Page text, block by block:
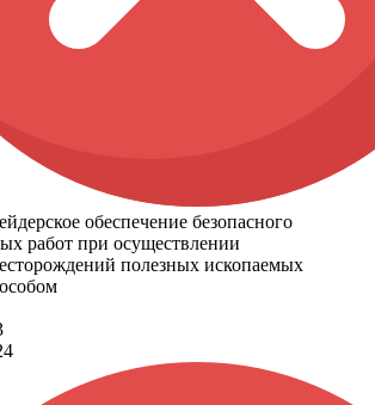
обеспечение безопасного
работ при осуществлении
полезных ископаемых